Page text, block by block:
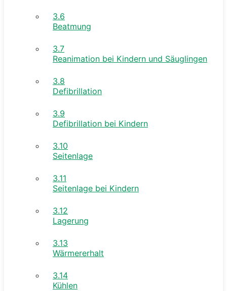
3.6
Beatmung
3.7
Reanimation bei Kindern und Säuglingen
3.8
Defibrillation
3.9
Defibrillation bei Kindern
3.10
Seitenlage
3.11
Seitenlage bei Kindern
3.12
Lagerung
3.13
Wärmererhalt
3.14
Kühlen